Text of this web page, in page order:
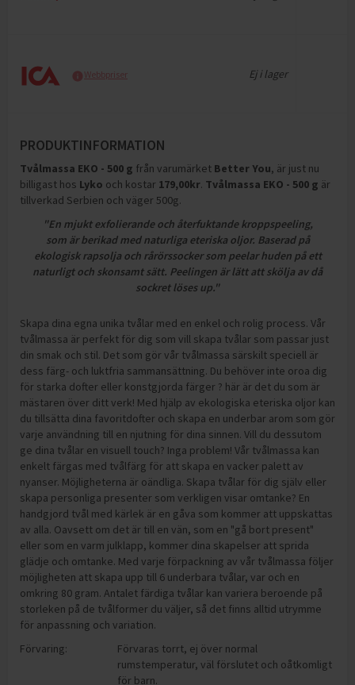
Webbpriser Ej i lager
PRODUKTINFORMATION
Tvålmassa EKO - 500 g från varumärket Better You, är just nu
billigast hos Lyko och kostar 179,00kr. Tvålmassa EKO - 500 g är
tillverkad Serbien och väger 500g.
"En mjukt exfolierande och återfuktande kroppspeeling,
som är berikad med naturliga eteriska oljor. Baserad på
ekologisk rapsolja och rårörssocker som peelar huden på ett
naturligt och skonsamt sätt. Peelingen är lätt att skölja av då
sockret löses up."
Skapa dina egna unika tvålar med en enkel och rolig process. Vår
tvålmassa är perfekt för dig som vill skapa tvålar som passar just
din smak och stil. Det som gör vår tvålmassa särskilt speciell är
dess färg- och luktfria sammansättning. Du behöver inte oroa dig
för starka dofter eller konstgjorda färger ? här är det du som är
mästaren över ditt verk! Med hjälp av ekologiska eteriska oljor kan
du tillsätta dina favoritdofter och skapa en underbar arom som gör
varje användning till en njutning för dina sinnen. Vill du dessutom
ge dina tvålar en visuell touch? Inga problem! Vår tvålmassa kan
enkelt färgas med tvålfärg för att skapa en vacker palett av
nyanser. Möjligheterna är oändliga. Skapa tvålar för dig själv eller
skapa personliga presenter som verkligen visar omtanke? En
handgjord tvål med kärlek är en gåva som kommer att uppskattas
av alla. Oavsett om det är till en vän, som en "gå bort present"
eller som en varm julklapp, kommer dina skapelser att sprida
glädje och omtanke. Med varje förpackning av vår tvålmassa följer
möjligheten att skapa upp till 6 underbara tvålar, var och en
omkring 80 gram. Antalet färdiga tvålar kan variera beroende på
storleken på de tvålformer du väljer, så det finns alltid utrymme
för anpassning och variation.
Förvaring:
Förvaras torrt, ej över normal
rumstemperatur, väl förslutet och oåtkomligt
för barn.